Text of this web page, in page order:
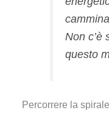
Non c’è
questo
Percorrere la